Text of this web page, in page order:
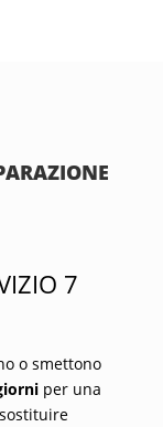
7
o smettono
per una